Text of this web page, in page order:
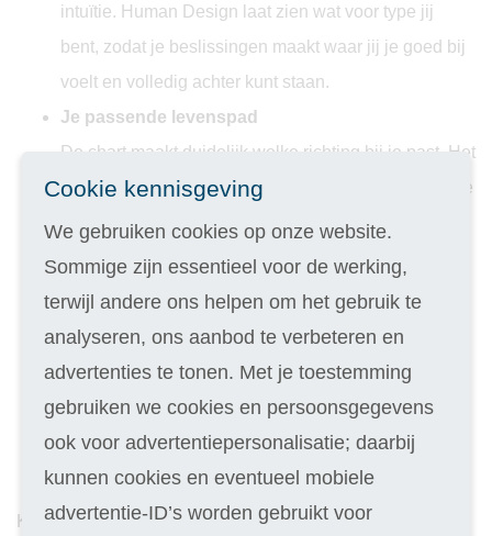
intuïtie. Human Design laat zien wat voor type jij
bent, zodat je beslissingen maakt waar jij je goed bij
voelt en volledig achter kunt staan.
Je passende levenspad
De chart maakt duidelijk welke richting bij je past. Het
helpt je keuzes te maken die aansluiten bij je energie
en persoonlijkheid. Wellicht ontdek je dat je beter tot
je recht komt in een creatieve functie dan in een
administratieve baan. Of dat je juist energie krijgt van
zelfstandig ondernemen in plaats van werken in een
groot team. Ook in je privéleven is het enorm nuttig:
je begrijpt bijvoorbeeld beter welke relaties en
activiteiten jou gelukkig maken, en welke juist
energie kosten.
Kortom: met Human Design ontdek je jouw persoonlijke
Cookie kennisgeving
We gebruiken cookies op onze website.
Sommige zijn essentieel voor de werking,
terwijl andere ons helpen om het gebruik te
analyseren, ons aanbod te verbeteren en
advertenties te tonen. Met je toestemming
gebruiken we cookies en persoonsgegevens
ook voor advertentiepersonalisatie; daarbij
kunnen cookies en eventueel mobiele
advertentie-ID’s worden gebruikt voor